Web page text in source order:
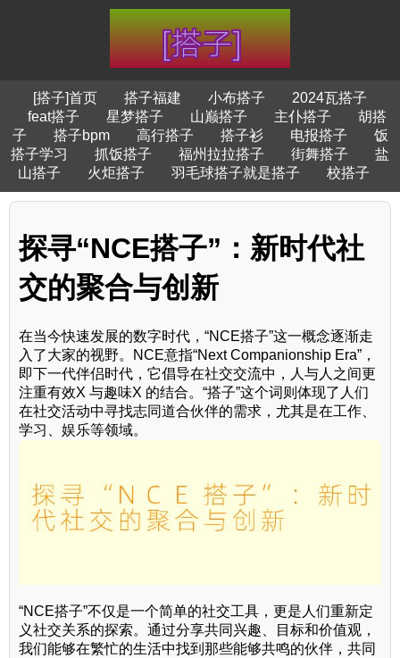
[搭子]首页 搭子福建 小布搭子
2024瓦搭子
feat搭子
星梦搭子 山巅搭子 主仆搭子
胡搭
子
搭子bpm 高行搭子 搭子衫 电报搭子
饭
搭子学习
抓饭搭子 福州拉拉搭子 街舞搭子
盐
山搭子
火炬搭子 羽毛球搭子就是搭子 校搭子
探寻“NCE搭子”：新时代社
交的聚合与创新
在当今快速发展的数字时代，“NCE搭子”这一概念逐渐走
入了大家的视野。NCE意指“Next Companionship Era”，
即下一代伴侣时代，它倡导在社交交流中，人与人之间更
注重有效X 与趣味X 的结合。“搭子”这个词则体现了人们
在社交活动中寻找志同道合伙伴的需求，尤其是在工作、
学习、娱乐等领域。
“NCE搭子”不仅是一个简单的社交工具，更是人们重新定
义社交关系的探索。通过分享共同兴趣、目标和价值观，
我们能够在繁忙的生活中找到那些能够共鸣的伙伴，共同